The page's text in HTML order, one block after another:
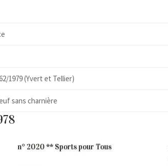
1979 (Yvert et Tellier)
sans charnière
n° 2020 ** Sports pour Tous